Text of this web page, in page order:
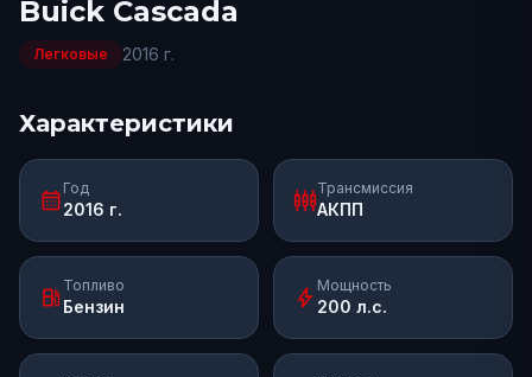
Buick Cascada
Легковые 2016 г.
Характеристики
calendar_month Год
2016 г. settings_input_componentТрансмиссия
АКПП
local_gas_station Топливо
Бензин bolt Мощность
200 л.с.